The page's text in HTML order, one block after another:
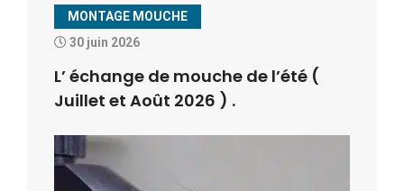
MONTAGE MOUCHE
30 juin 2026
L’ échange de mouche de l’été (
Juillet et Août 2026 ) .